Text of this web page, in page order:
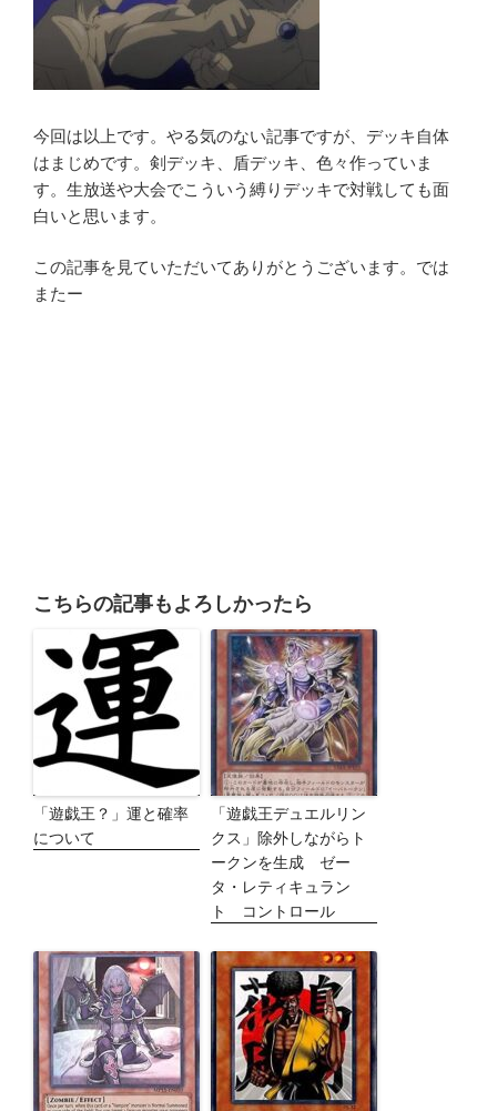
今回は以上です。やる気のない記事ですが、デッキ自体
はまじめです。剣デッキ、盾デッキ、色々作っていま
す。生放送や大会でこういう縛りデッキで対戦しても面
白いと思います。
この記事を見ていただいてありがとうございます。では
またー
こちらの記事もよろしかったら
「遊戯王？」運と確率
について
「遊戯王デュエルリン
クス」除外しながらト
ークンを生成 ゼー
タ・レティキュラン
ト コントロール